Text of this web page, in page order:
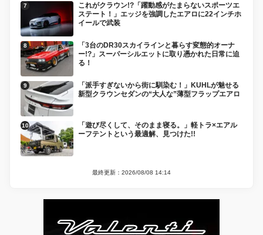
これがクラウン!?「躍動感がたまらないスポーツエ
ステート！」エッジを強調したエアロに22インチホ
イールで武装
「3台のDR30スカイラインと暮らす変態的オーナ
ー!?」スーパーシルエットに取り憑かれた日常に迫
る！
「派手すぎないから街に馴染む！」KUHLが魅せる
新型クラウンセダンの“大人な”薄型フラップエアロ
「遊び尽くして、そのまま寝る。」軽トラ×エアル
ーフテントという最適解、見つけた!!
最終更新：2026/08/08 14:14